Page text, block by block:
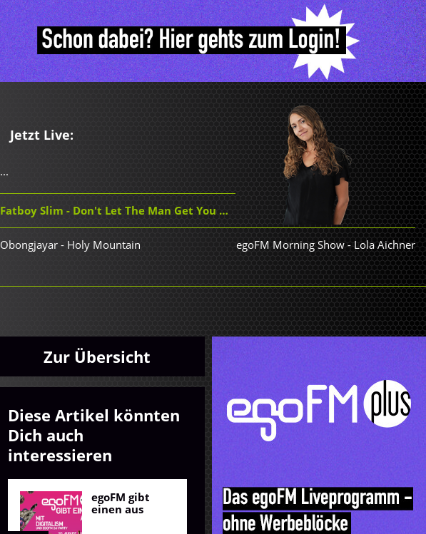
Jetzt Live:
...
Fatboy Slim - Don't Let The Man Get You Down
Obongjayar - Holy Mountain egoFM Morning Show-Lola Aichner
Zur Übersicht
Diese Artikel könnten
Dich auch
interessieren
egoFM gibt
einen aus